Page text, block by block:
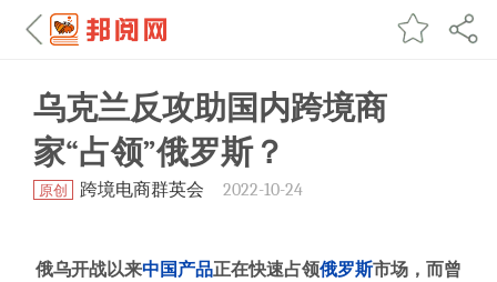
乌克兰反攻助国内跨境商
家“占领”俄罗斯？
原创 跨境电商群英会 2022-10-24
俄乌开战以来中国产品正在快速占领俄罗斯市场，而曾